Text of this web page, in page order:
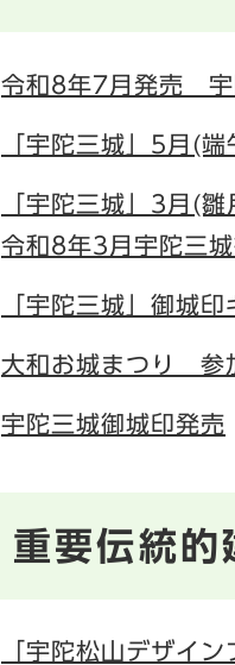
令和8年7月発売 宇
「宇陀三城」5月(
「宇陀三城」3月(
令和8年3月宇陀三
「宇陀三城」御城印
大和お城まつり 参
宇陀三城御城印発売
重要伝統的
「宇陀松山デザイ